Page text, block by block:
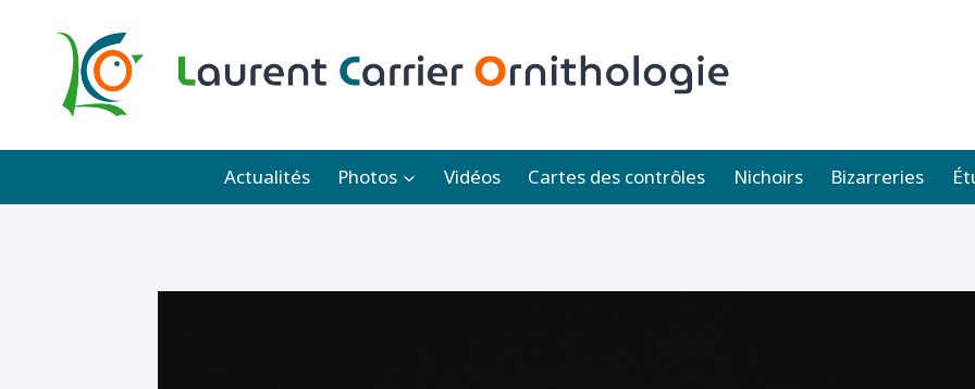
Actualités Photos Vidéos Cartes des contrôles Nichoirs Bizarreries